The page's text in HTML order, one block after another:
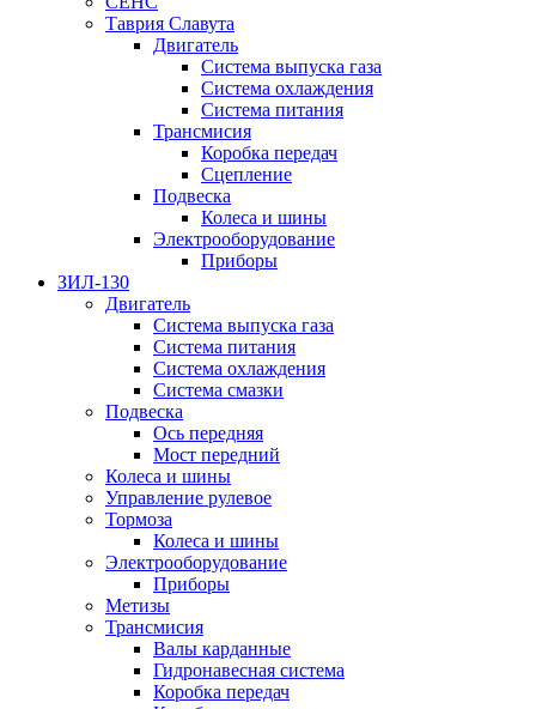
Таврия Славута
Двигатель
Система выпуска газа
Система охлаждения
Система питания
Трансмисия
Коробка передач
Сцепление
Подвеска
Колеса и шины
Электрооборудование
Приборы
ЗИЛ-130
Двигатель
Система выпуска газа
Система питания
Система охлаждения
Система смазки
Подвеска
Ось передняя
Мост передний
Колеса и шины
Управление рулевое
Тормоза
Колеса и шины
Электрооборудование
Приборы
Метизы
Трансмисия
Валы карданные
Гидронавесная система
Коробка передач